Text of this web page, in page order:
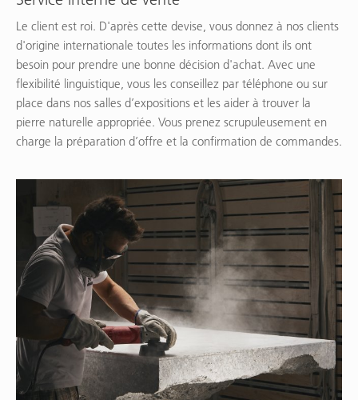
Le client est roi. D'après cette devise, vous donnez à nos clients
d'origine internationale toutes les informations dont ils ont
besoin pour prendre une bonne décision d'achat. Avec une
flexibilité linguistique, vous les conseillez par téléphone ou sur
place dans nos salles d’expositions et les aider à trouver la
pierre naturelle appropriée. Vous prenez scrupuleusement en
charge la préparation d’offre et la confirmation de commandes.